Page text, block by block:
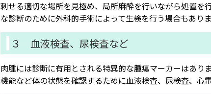
刺せる適切な場所を見極め、局所麻酔を行いながら処置を
な診断のために外科的手術によって生検を行う場合もあり
３ 血液検査、尿検査など
肉腫には診断に有用とされる特異的な腫瘍マーカーはあ
機能など体の状態を確認するために血液検査、尿検査、心